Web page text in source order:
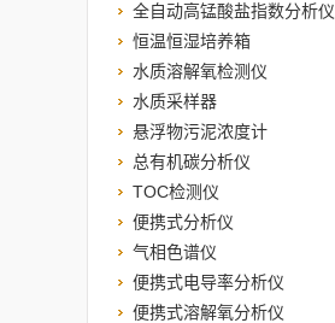
全自动高锰酸盐指数分析仪
恒温恒湿培养箱
水质溶解氧检测仪
水质采样器
悬浮物污泥浓度计
总有机碳分析仪
TOC检测仪
便携式分析仪
气相色谱仪
便携式电导率分析仪
便携式溶解氧分析仪